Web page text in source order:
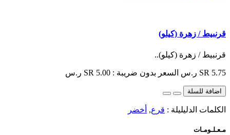
قرنبيط / زهرة (كيلو)
قرنبيط / زهرة (كيلو)..
SR 5.75 ر.س السعر بدون ضريبة : SR 5.00 ر.س
اضافة للسلة
الكلمات الدليليلة : قرع, أخضر
مـعـلـومـات